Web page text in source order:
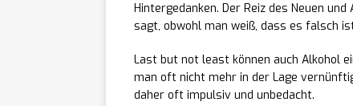
Hintergedanken. Der Reiz des Neuen
sagt, obwohl man weiß, dass es falsch
Last but not least können auch Alkohol
man oft nicht mehr in der Lage
daher oft impulsiv und unbedacht.